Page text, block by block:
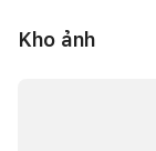
Kho ảnh